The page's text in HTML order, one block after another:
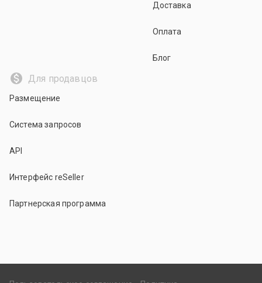
Доставка
Оплата
Блог
Для продавцов
Размещение
Система запросов
API
Интерфейс reSeller
Партнерская программа